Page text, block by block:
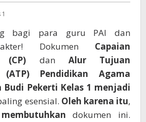
bagi para guru PAI dan
Dokumen Capaian
(CP) dan Alur Tujuan
(ATP) Pendidikan Agama
Budi Pekerti Kelas 1 menjadi
esensial. Oleh karena itu,
dokumen ini.